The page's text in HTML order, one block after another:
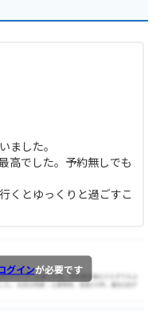
ました。
高でした。予約無しでも
くとゆっくりと過ごすこ
グインが必要です